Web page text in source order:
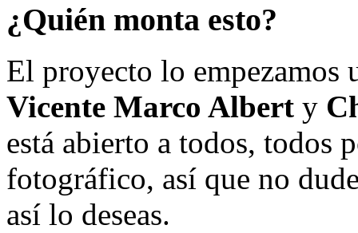
¿Quién monta esto?
El proyecto lo empezamos
Vicente Marco Albert y
está abierto a todos, todos
fotográfico, así que no
así lo deseas.